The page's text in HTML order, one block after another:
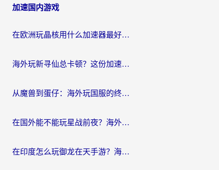
导
加速国内游戏
在欧洲玩晶核用什么加速器最好呢？一个老玩家的真心话
海外玩新寻仙总卡顿？这份加速器选择指南让你秒回国服流畅体验
从魔兽到蛋仔：海外玩国服的终极加速指南，找到你的专属高速通道
在国外能不能玩星战前夜？海外党国服游戏不卡顿的秘密武器在这里
在印度怎么玩御龙在天手游？海外党畅玩国服的终极生存指南